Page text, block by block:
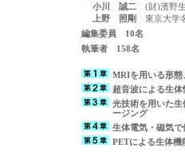
小川 誠二 (財)濱野
上野 照剛
東京大学
編集委員 10名
執筆者 158名
MRIを用いる形態
超音波による生
光技術を用いた
ージング
生体電気・磁気
PETによる生体機